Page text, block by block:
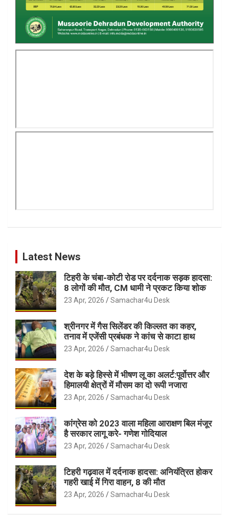
Latest News
टिहरी के चंबा-कोटी रोड पर दर्दनाक सड़क हादसा:
8 लोगों की मौत, CM धामी ने प्रकट किया शोक
23 Apr, 2026 Samachar4u Desk
श्रीनगर में गैस सिलेंडर की किल्लत का कहर,
तनाव में एजेंसी प्रबंधक ने कांच से काटा हाथ
23 Apr, 2026 Samachar4u Desk
देश के बड़े हिस्से में भीषण लू का अलर्ट:पूर्वोत्तर और
हिमालयी क्षेत्रों में मौसम का दो रूपी नजारा
23 Apr, 2026 Samachar4u Desk
कांग्रेस को 2023 वाला महिला आराक्षण बिल मंजूर
है सरकार लागू करे- गणेश गोदियाल
23 Apr, 2026 Samachar4u Desk
टिहरी गढ़वाल में दर्दनाक हादसा: अनियंत्रित होकर
गहरी खाई में गिरा वाहन, 8 की मौत
23 Apr, 2026 Samachar4u Desk